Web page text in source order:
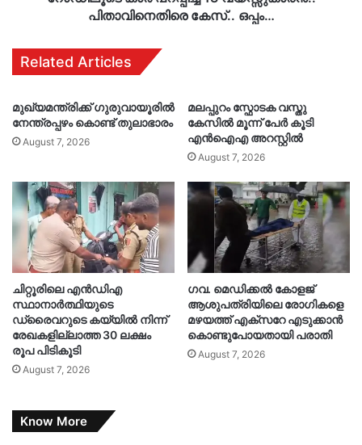
പിതാവിനെതിരെ കേസ്.. ഒപ്പം…
Related Articles
മുഖ്യമന്ത്രിക്ക് ഗുരുവായൂരിൽ
നേന്ത്രപ്പഴം കൊണ്ട് തുലാഭാരം
August 7, 2026
മലപ്പുറം സ്ഫോടക വസ്തു
കേസിൽ മൂന്ന് പേർ കൂടി
എൻഐഎ അറസ്റ്റിൽ
August 7, 2026
ചിറ്റൂരിലെ എൻഡിഎ
സ്ഥാനാർത്ഥിയുടെ
ഡ്രൈവറുടെ കയ്യിൽ നിന്ന്
രേഖകളില്ലാത്ത 30 ലക്ഷം
രൂപ പിടികൂടി
August 7, 2026
ഗവ. മെഡിക്കൽ കോളജ്
ആശുപത്രിയിലെ രോഗികളെ
മഴയത്ത് എക്സറേ എടുക്കാൻ
കൊണ്ടുപോയതായി പരാതി
August 7, 2026
Know More